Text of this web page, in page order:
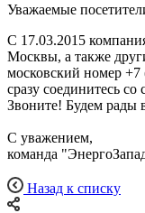
Уважаемые
С 17.03.2015
Москвы, а также
московский номер
сразу соединитесь
Звоните! Будем рады
С уважением,
команда
Назад к списку